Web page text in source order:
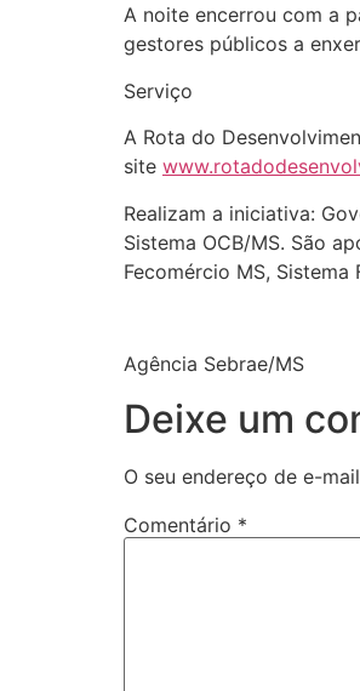
A noite encerrou com a
gestores públicos a
Serviço
A Rota do
site
Realizam a iniciativa:
Sistema OCB/MS. São
Fecomércio MS, Sistema
Agência Sebrae/MS
Deixe um
O seu endereço de e-
Comentário *